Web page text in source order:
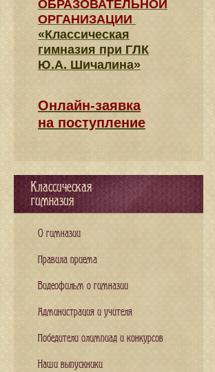
ОБРАЗОВАТЕЛЬНОЙ
ОРГАНИЗАЦИИ
«Классическая
гимназия при ГЛК
Ю.А. Шичалина»
Онлайн-заявка
на поступление
Классическая
гимназия
О гимназии
Правила приема
Видеофильм о гимназии
Администрация и учителя
Победители олимпиад и конкурсов
Наши выпускники